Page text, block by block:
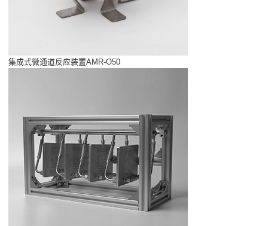
集成式微通道反应装置AMR-O50